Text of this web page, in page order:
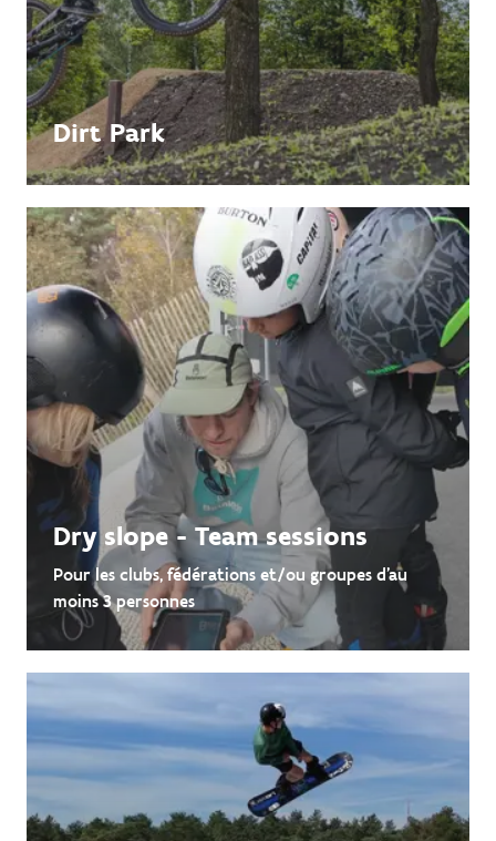
Dirt Park
Dry slope - Team sessions
Pour les clubs, fédérations et/ou groupes d'au
moins 3 personnes